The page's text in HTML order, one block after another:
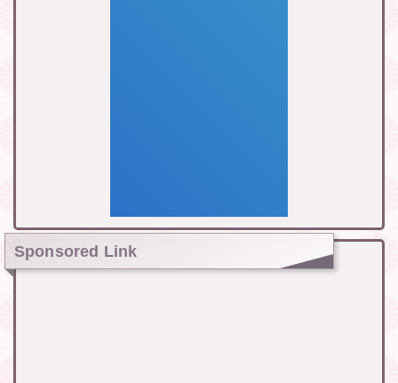
Sponsored Link